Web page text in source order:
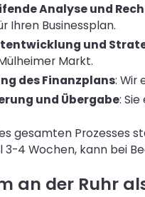
Analyse und
Ihren Businessplan.
und
Markt.
des Finanzplans: Wir
und Übergabe:
gesamten Prozesses
3-4 Wochen, kann bei
an der Ruhr